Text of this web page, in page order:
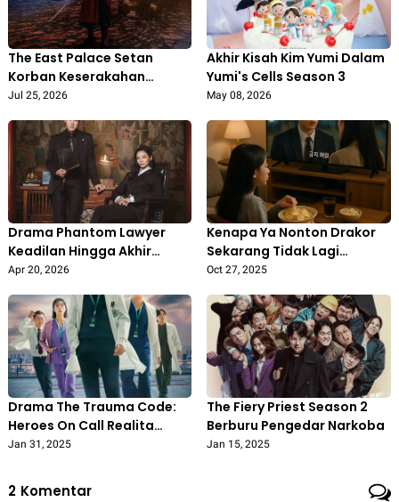
The East Palace Setan
Korban Keserakahan
Manusia
Jul 25, 2026
Akhir Kisah Kim Yumi Dalam
Yumi's Cells Season 3
May 08, 2026
Drama Phantom Lawyer
Keadilan Hingga Akhir
Hayat
Apr 20, 2026
Kenapa Ya Nonton Drakor
Sekarang Tidak Lagi
Menarik
Oct 27, 2025
Drama The Trauma Code:
Heroes On Call Realita
Dunia Dokter
Jan 31, 2025
The Fiery Priest Season 2
Berburu Pengedar Narkoba
Jan 15, 2025
2 Komentar